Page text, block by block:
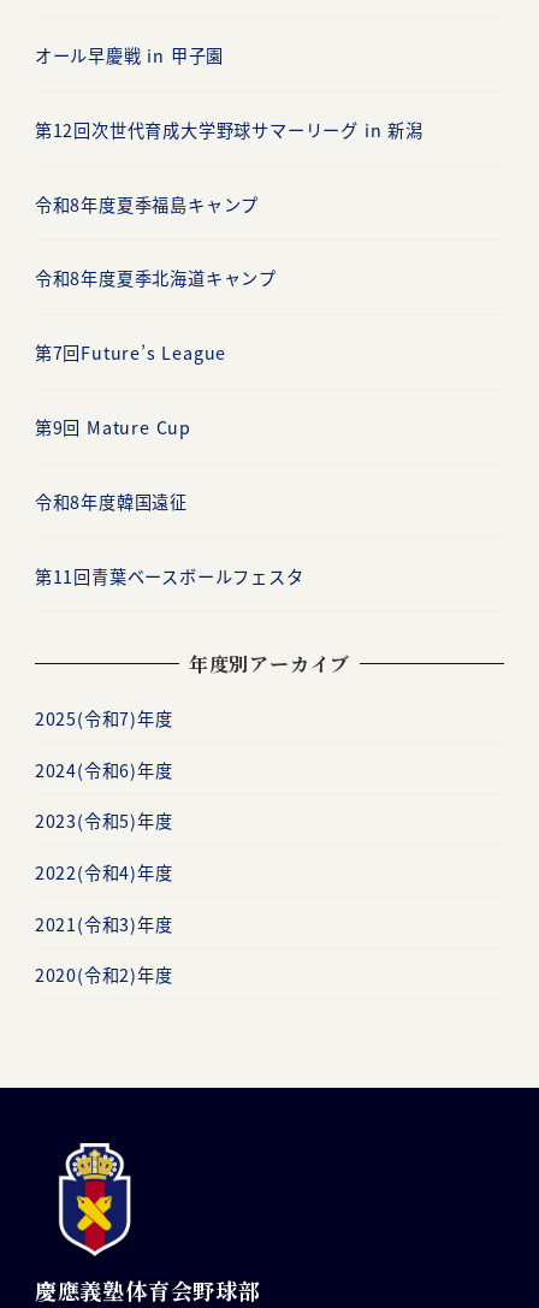
オール早慶戦 in 甲子園
第12回次世代育成大学野球サマーリーグ in 新潟
令和8年度夏季福島キャンプ
令和8年度夏季北海道キャンプ
第7回Future’s League
第9回 Mature Cup
令和8年度韓国遠征
第11回青葉ベースボールフェスタ
年度別アーカイブ
2025(令和7)年度
2024(令和6)年度
2023(令和5)年度
2022(令和4)年度
2021(令和3)年度
2020(令和2)年度
慶應義塾体育会野球部